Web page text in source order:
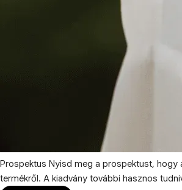
Prospektus Nyisd meg a prospektust, hogy
termékről. A kiadvány további hasznos